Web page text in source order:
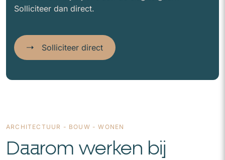
Solliciteer dan direct.
Solliciteer direct
ARCHITECTUUR - BOUW - WONEN
Daarom werken bij